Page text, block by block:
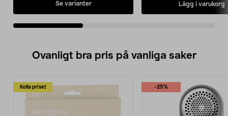
Se varianter Lägg i varukorg
Ovanligt bra pris på vanliga saker
Kolla priset -25%